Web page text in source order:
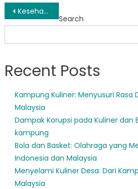
Post
navigation
Kesehatan Masyarakat: Makanan Tradisional Kampung yang Trending
Search
Recent Posts
Kampung Kuliner: Menyusuri Rasa
Malaysia
Dampak Korupsi pada Kuliner dan
kampung
Bola dan Basket: Olahraga yang
Indonesia dan Malaysia
Menyelami Kuliner Desa: Dari
Malaysia